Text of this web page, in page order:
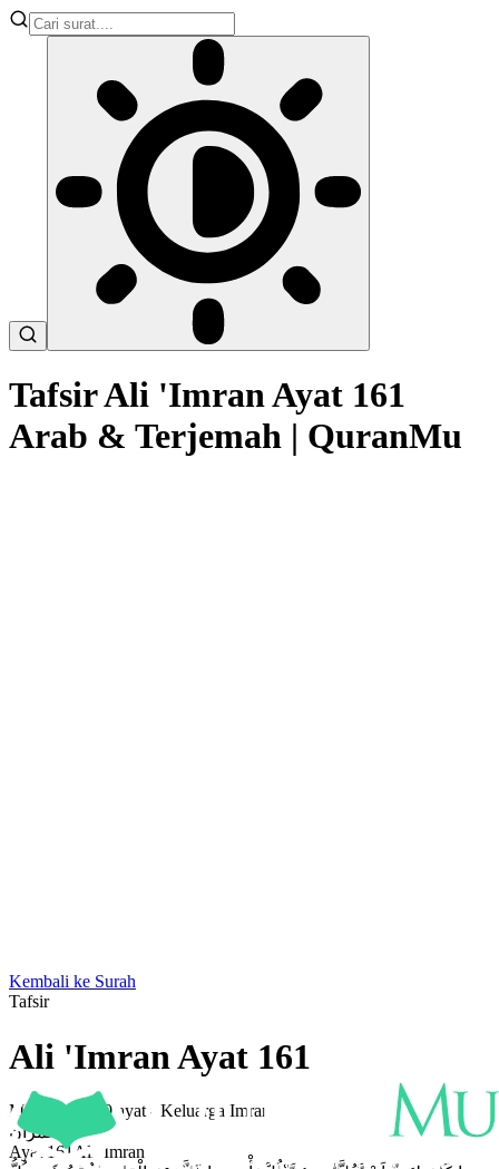
Tafsir Ali 'Imran Ayat 161
Arab & Terjemah | QuranMu
Kembali ke Surah
Tafsir
Ali 'ImranAyat 161
Madinah 200 ayat - Keluarga Imran
اٰل عمران
Ayat 161 Ali 'Imran